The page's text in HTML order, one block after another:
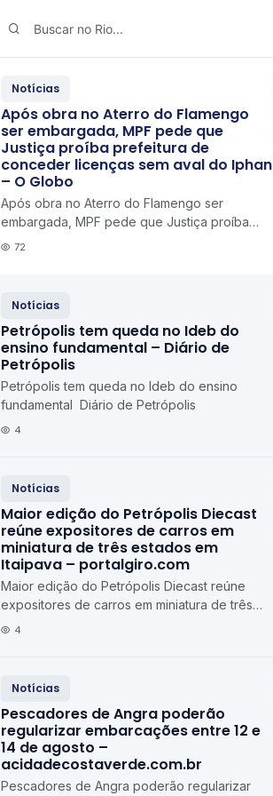
Notícias
Após obra no Aterro do Flamengo
ser embargada, MPF pede que
Justiça proíba prefeitura de
conceder licenças sem aval do Iphan
– O Globo
Após obra no Aterro do Flamengo ser
embargada, MPF pede que Justiça proíba
prefeitura de conceder licenças sem aval do
72
Notícias
Petrópolis tem queda no Ideb do
ensino fundamental – Diário de
Petrópolis
Petrópolis tem queda no Ideb do ensino
fundamental Diário de Petrópolis
4
Notícias
Maior edição do Petrópolis Diecast
reúne expositores de carros em
miniatura de três estados em
Itaipava – portalgiro.com
Maior edição do Petrópolis Diecast reúne
expositores de carros em miniatura de três
estados em Itaipava portalgiro.com
4
Notícias
Pescadores de Angra poderão
regularizar embarcações entre 12 e
14 de agosto –
acidadecostaverde.com.br
Pescadores de Angra poderão regularizar